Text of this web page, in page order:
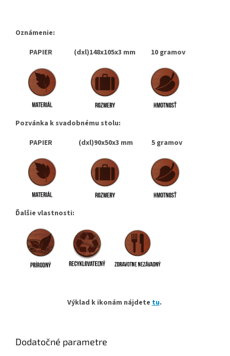
Oznámenie:
PAPIER (dxl)148x105x3 mm 10 gramov
Pozvánka k svadobnému stolu:
PAPIER (dxl)90x50x3 mm 5 gramov
Ďalšie vlastnosti:
Výklad k ikonám nájdetetu.
Dodatočné parametre